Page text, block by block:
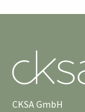
CKSA GmbH